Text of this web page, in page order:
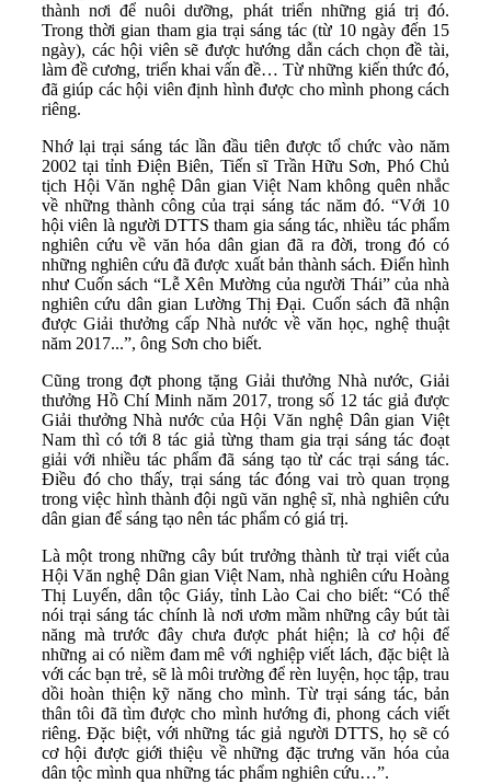
thành nơi để nuôi dưỡng, phát triển những giá trị đó.
Trong thời gian tham gia trại sáng tác (từ 10 ngày đến 15
ngày), các hội viên sẽ được hướng dẫn cách chọn đề tài,
làm đề cương, triển khai vấn đề… Từ những kiến thức đó,
đã giúp các hội viên định hình được cho mình phong cách
riêng.
Nhớ lại trại sáng tác lần đầu tiên được tổ chức vào năm
2002 tại tỉnh Điện Biên, Tiến sĩ Trần Hữu Sơn, Phó Chủ
tịch Hội Văn nghệ Dân gian Việt Nam không quên nhắc
về những thành công của trại sáng tác năm đó. “Với 10
hội viên là người DTTS tham gia sáng tác, nhiều tác phẩm
nghiên cứu về văn hóa dân gian đã ra đời, trong đó có
những nghiên cứu đã được xuất bản thành sách. Điển hình
như Cuốn sách “Lễ Xên Mường của người Thái” của nhà
nghiên cứu dân gian Lường Thị Đại. Cuốn sách đã nhận
được Giải thưởng cấp Nhà nước về văn học, nghệ thuật
năm 2017...”, ông Sơn cho biết.
Cũng trong đợt phong tặng Giải thưởng Nhà nước, Giải
thưởng Hồ Chí Minh năm 2017, trong số 12 tác giả được
Giải thưởng Nhà nước của Hội Văn nghệ Dân gian Việt
Nam thì có tới 8 tác giả từng tham gia trại sáng tác đoạt
giải với nhiều tác phẩm đã sáng tạo từ các trại sáng tác.
Điều đó cho thấy, trại sáng tác đóng vai trò quan trọng
trong việc hình thành đội ngũ văn nghệ sĩ, nhà nghiên cứu
dân gian để sáng tạo nên tác phẩm có giá trị.
Là một trong những cây bút trưởng thành từ trại viết của
Hội Văn nghệ Dân gian Việt Nam, nhà nghiên cứu Hoàng
Thị Luyến, dân tộc Giáy, tỉnh Lào Cai cho biết: “Có thể
nói trại sáng tác chính là nơi ươm mầm những cây bút tài
năng mà trước đây chưa được phát hiện; là cơ hội để
những ai có niềm đam mê với nghiệp viết lách, đặc biệt là
với các bạn trẻ, sẽ là môi trường để rèn luyện, học tập, trau
dồi hoàn thiện kỹ năng cho mình. Từ trại sáng tác, bản
thân tôi đã tìm được cho mình hướng đi, phong cách viết
riêng. Đặc biệt, với những tác giả người DTTS, họ sẽ có
cơ hội được giới thiệu về những đặc trưng văn hóa của
dân tộc mình qua những tác phẩm nghiên cứu…”.